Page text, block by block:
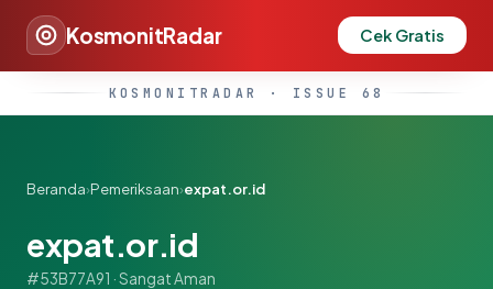
KosmonitRadar Cek Gratis
KOSMONITRADAR · ISSUE 68
Beranda›Pemeriksaan›expat.or.id
expat.or.id
#53B77A91 · Sangat Aman